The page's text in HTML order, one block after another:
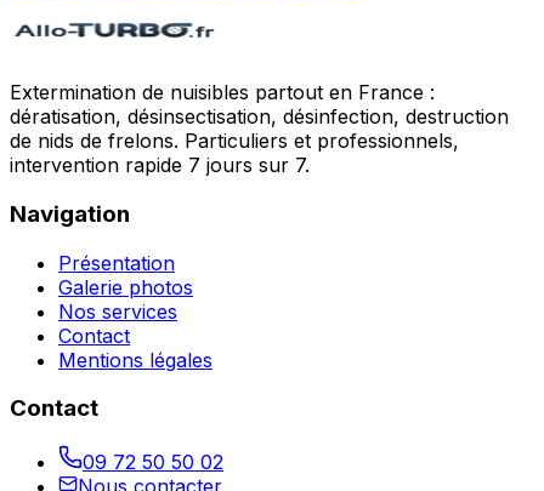
Extermination de nuisibles partout en France :
dératisation, désinsectisation, désinfection, destruction
de nids de frelons. Particuliers et professionnels,
intervention rapide 7 jours sur 7.
Navigation
Présentation
Galerie photos
Nos services
Contact
Mentions légales
Contact
09 72 50 50 02
Nous contacter